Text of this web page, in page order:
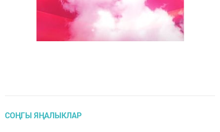
СОҢГЫ ЯҢАЛЫКЛАР